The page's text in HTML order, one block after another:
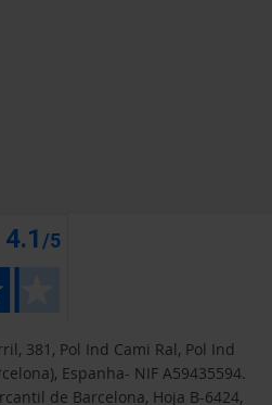
381, Pol Ind Cami Ral, Pol Ind
Espanha- NIF A59435594.
de Barcelona, Hoja B-6424,